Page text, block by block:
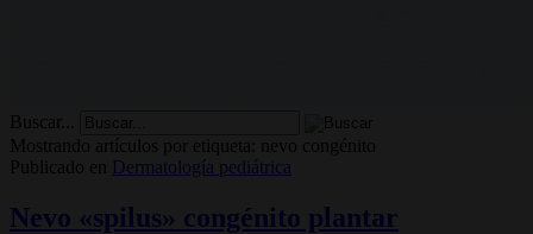
Buscar...
Mostrando artículos por etiqueta: nevo congénito
Publicado en
Dermatología pediátrica
Nevo «spilus» congénito plantar